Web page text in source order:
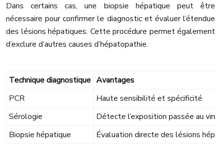
Dans certains cas, une biopsie hépatique peut être
nécessaire pour confirmer le diagnostic et évaluer l’étendue
des lésions hépatiques. Cette procédure permet également
d’exclure d’autres causes d’hépatopathie.
Technique diagnostique Avantages
PCR
Haute sensibilité et spécificité
Sérologie
Détecte l’exposition passée au virus
Biopsie hépatique
Évaluation directe des lésions